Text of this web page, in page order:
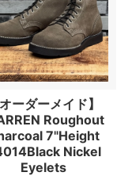
オーダーメイド】
Roughout
7"Height
Nickel
Eyelets